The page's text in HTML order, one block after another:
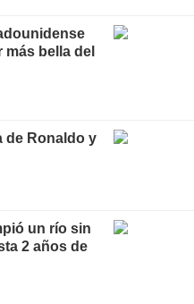
más bella del
de Ronaldo y
un río sin
2 años de